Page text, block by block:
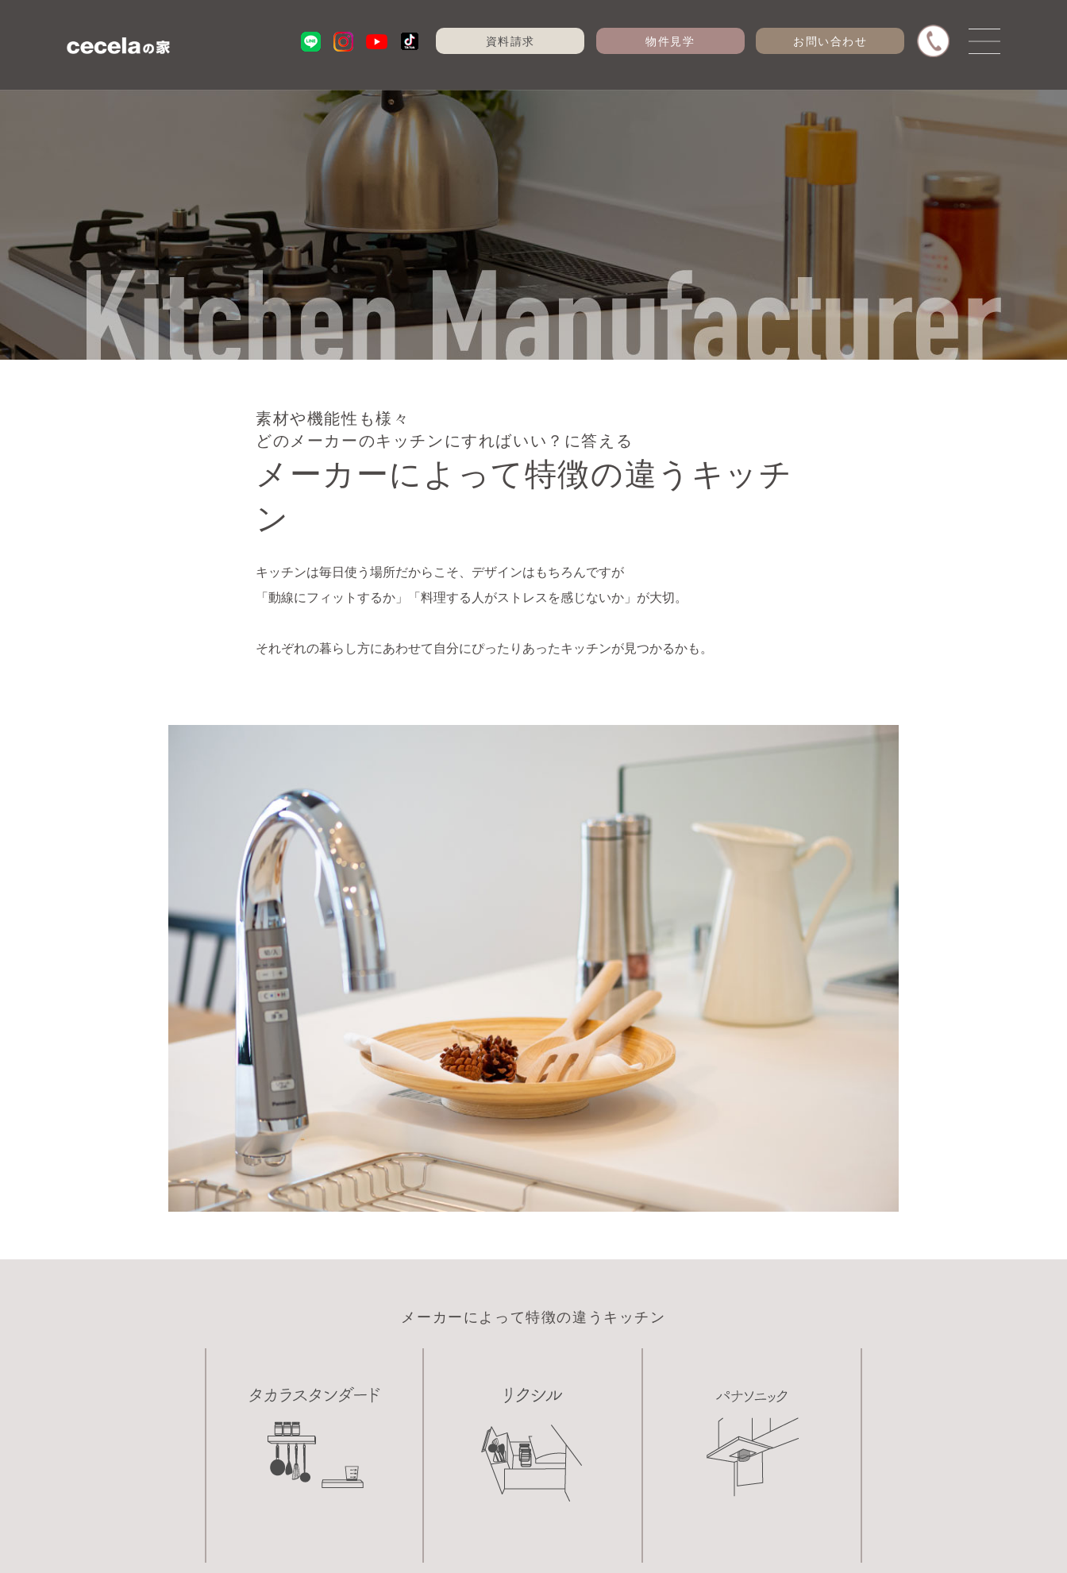
資料請求 物件見学 お問い合わせ
素材や機能性も様々
どのメーカーのキッチンにすればいい？に答える
メーカーによって特徴の違うキッチ
ン
キッチンは毎日使う場所だからこそ、デザインはもちろんですが
「動線にフィットするか」「料理する人がストレスを感じないか」が大切。
それぞれの暮らし方にあわせて自分にぴったりあったキッチンが見つかるかも。
メーカーによって特徴の違うキッチン